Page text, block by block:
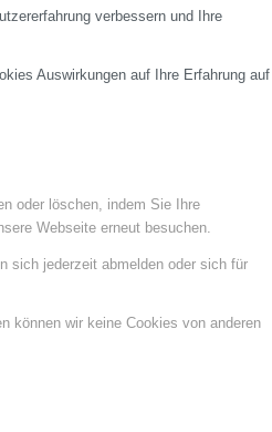
verbessern und Ihre
Auswirkungen auf Ihre Erfahrung auf
oder löschen, indem Sie Ihre
Webseite erneut besuchen.
sich jederzeit abmelden oder sich für
können wir keine Cookies von anderen